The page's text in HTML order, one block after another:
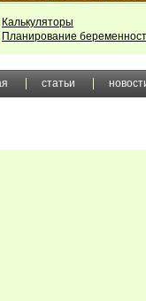
Калькуляторы
Планирование
статьи